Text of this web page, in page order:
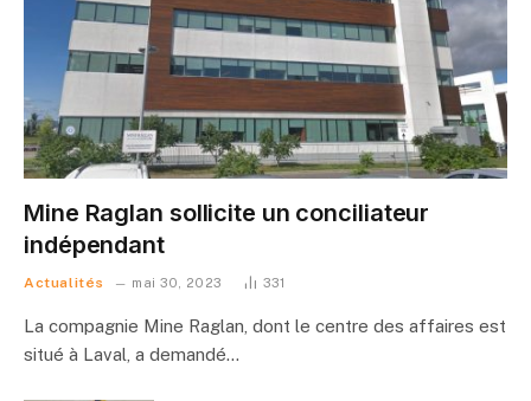
Mine Raglan sollicite un conciliateur
indépendant
Actualités mai 30, 2023 331
La compagnie Mine Raglan, dont le centre des affaires est
situé à Laval, a demandé…